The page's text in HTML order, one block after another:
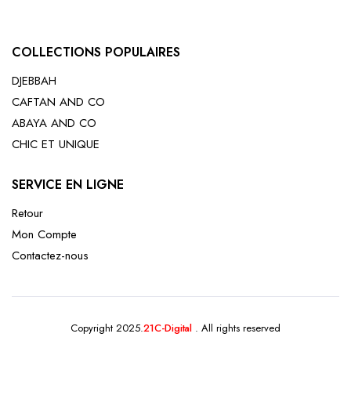
COLLECTIONS POPULAIRES
DJEBBAH
CAFTAN AND CO
ABAYA AND CO
CHIC ET UNIQUE
SERVICE EN LIGNE
Retour
Mon Compte
Contactez-nous
Copyright 2025.21C-Digital . All rights reserved